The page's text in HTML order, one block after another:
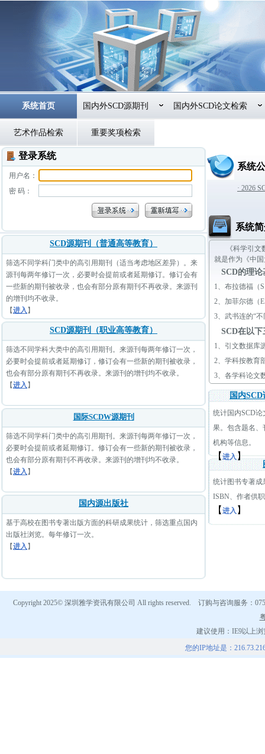
系统首页 国内外SCD源期刊 国内外SCD论文检索
艺术作品检索 重要奖项检索
登录系统
用户名：
密 码：
SCD源期刊（普通高等教育）
筛选不同学科门类中的高引用期刊（适当考虑地区差异）。来
源刊每两年修订一次，必要时会提前或者延期修订。修订会有
一些新的期刊被收录，也会有部分原有期刊不再收录。来源刊
的增刊均不收录。
【进入 】
SCD源期刊（职业高等教育）
筛选不同学科大类中的高引用期刊。来源刊每两年修订一次，
必要时会提前或者延期修订，修订会有一些新的期刊被收录，
也会有部分原有期刊不再收录。来源刊的增刊均不收录。
【进入 】
国际SCDW源期刊
筛选不同学科门类中的高引用期刊。来源刊每两年修订一次，
必要时会提前或者延期修订。修订会有一些新的期刊被收录，
也会有部分原有期刊不再收录。来源刊的增刊均不收录。
【进入 】
国内源出版社
基于高校在图书专著出版方面的科研成果统计，筛选重点国内
出版社浏览。每年修订一次。
【进入 】
系统
· 2026
系统
《科学引
就是作为《中
SCD的理
1、 布拉德福（
2、 加菲尔德（
3、 武书连的“
SCD在以
1、 引文数据库
2、 学科按教育
3、 各学科论文
国内
统计国内SCD
果。包含题名、
机构等信息。
【进入】
统计图书专著成
ISBN、作者供
【 进入 】
Copyright 2025© 深圳雅学资讯有限公司 All rights reserved. 订购与咨询服务：
建议使用：IE9以上浏
您的IP地址是：